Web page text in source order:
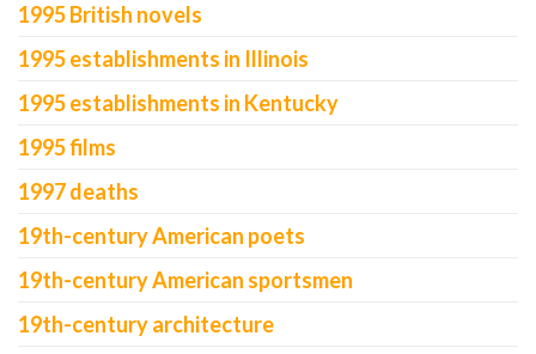
1995 British novels
1995 establishments in Illinois
1995 establishments in Kentucky
1995 films
1997 deaths
19th-century American poets
19th-century American sportsmen
19th-century architecture